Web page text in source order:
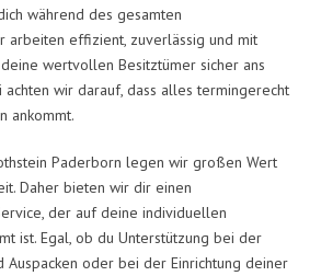
während des gesamten
arbeiten effizient, zuverlässig und mit
wertvollen Besitztümer sicher ans
wir darauf, dass alles termingerecht
ankommt.
Paderborn legen wir großen Wert
Daher bieten wir dir einen
der auf deine individuellen
ist. Egal, ob du Unterstützung bei der
Auspacken oder bei der Einrichtung deiner